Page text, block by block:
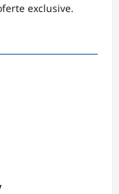
exclusive.